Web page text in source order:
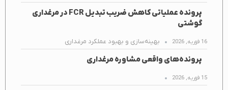
پرونده عملیاتی کاهش ضریب تبدیل FCR در مرغداری
گوشتی
16 فوریه, 2026 بهینه‌سازی و بهبود عملکرد مرغداری
پرونده‌های واقعی مشاوره مرغداری
15 فوریه, 2026